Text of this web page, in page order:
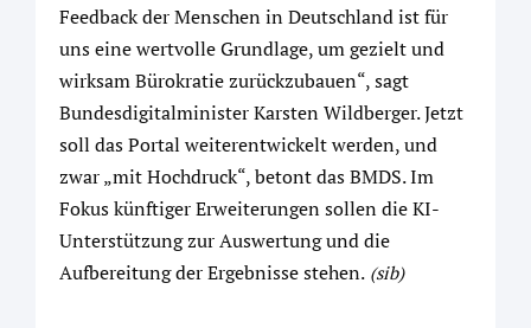
Feedback der Menschen in Deutschland ist für
uns eine wertvolle Grundlage, um gezielt und
wirksam Bürokratie zurückzubauen“, sagt
Bundesdigitalminister Karsten Wildberger. Jetzt
soll das Portal weiterentwickelt werden, und
zwar „mit Hochdruck“, betont das BMDS. Im
Fokus künftiger Erweiterungen sollen die KI-
Unterstützung zur Auswertung und die
Aufbereitung der Ergebnisse stehen. (sib)